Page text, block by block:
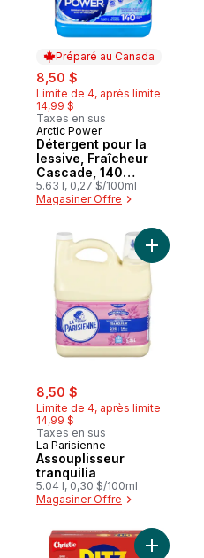
Préparé au Canada
sale:
8,50 $
Limite de 4, après limite
14,99 $
Taxes en sus
Préparé au Canada
Arctic Power
Détergent pour la
lessive, Fraîcheur
Cascade, 140
charges de lavage
5.63 l, 0,27 $/100ml
Magasiner Offre
sale:
8,50 $
Limite de 4, après limite
14,99 $
Taxes en sus
La Parisienne
Assouplisseur
tranquilia
5.04 l, 0,30 $/100ml
Magasiner Offre
Ajouter
Ajouter